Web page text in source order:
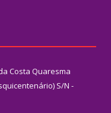
Costa Quaresma
S/N -